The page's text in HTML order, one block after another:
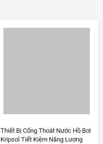
Thiết Bị Cống Thoát Nước Hồ Bơi
Kripsol Tiết Kiệm Năng Lượng